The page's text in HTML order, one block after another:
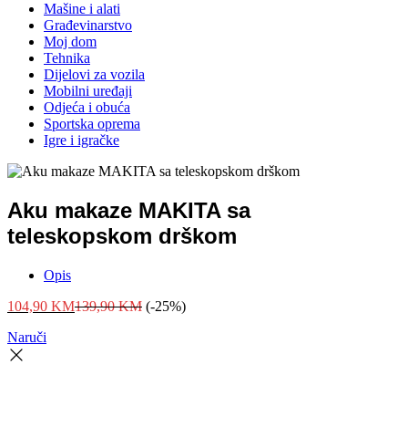
Mašine i alati
Građevinarstvo
Moj dom
Tehnika
Dijelovi za vozila
Mobilni uređaji
Odjeća i obuća
Sportska oprema
Igre i igračke
Aku makaze MAKITA sa
teleskopskom drškom
Opis
104,90 KM139,90KM (-25%)
Naruči